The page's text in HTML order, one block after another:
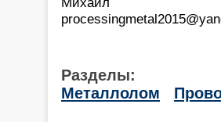
Разделы:
Металлолом